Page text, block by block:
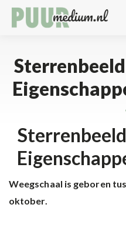
Weegschaal is geboren
oktober.